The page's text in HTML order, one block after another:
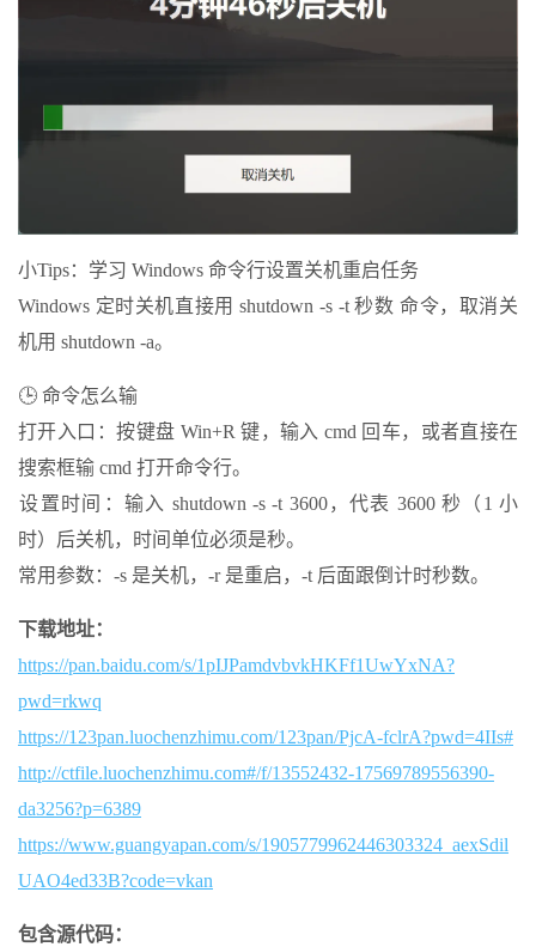
小Tips：学习 Windows 命令行设置关机重启任务
Windows 定时关机直接用 shutdown -s -t 秒数 命令，取消关
机用 shutdown -a。‌‌
🕒 命令怎么输
打开入口‌：按键盘 Win+R 键，输入 cmd 回车，或者直接在
搜索框输 cmd 打开命令行。
‌设置时间‌：输入 shutdown -s -t 3600，代表 3600 秒（1 小
时）后关机，时间单位必须是秒。
‌常用参数‌：-s 是关机，-r 是重启，-t 后面跟倒计时秒数。‌‌
下载地址：
https://pan.baidu.com/s/1pIJPamdvbvkHKFf1UwYxNA?
pwd=rkwq
https://123pan.luochenzhimu.com/123pan/PjcA-fclrA?pwd=4IIs#
http://ctfile.luochenzhimu.com#/f/13552432-17569789556390-
da3256?p=6389
https://www.guangyapan.com/s/1905779962446303324_aexSdil
UAO4ed33B?code=vkan
包含源代码：